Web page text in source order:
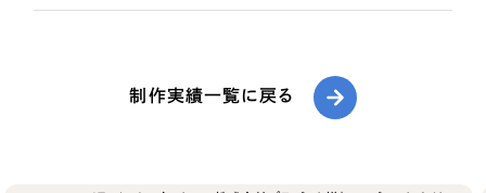
制作実績一覧に戻る